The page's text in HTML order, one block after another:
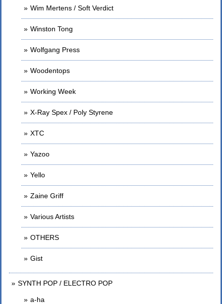
Wim Mertens / Soft Verdict
Winston Tong
Wolfgang Press
Woodentops
Working Week
X-Ray Spex / Poly Styrene
XTC
Yazoo
Yello
Zaine Griff
Various Artists
OTHERS
Gist
SYNTH POP / ELECTRO POP
a-ha